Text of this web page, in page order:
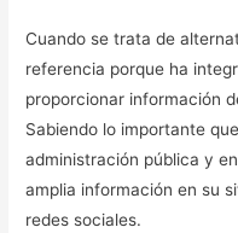
Cuando se trata de
referencia porque ha
proporcionar información
Sabiendo lo importante
administración pública y
amplia información en su
redes sociales.